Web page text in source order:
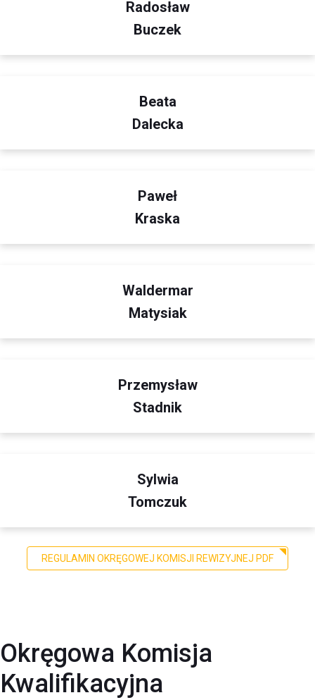
Radosław
Buczek
Beata
Dalecka
Paweł
Kraska
Waldermar
Matysiak
Przemysław
Stadnik
Sylwia
Tomczuk
REGULAMIN OKRĘGOWEJ KOMISJI REWIZYJNEJ PDF
Okręgowa Komisja
Kwalifikacyjna